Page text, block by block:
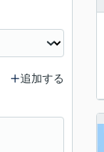
追加する